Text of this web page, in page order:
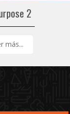
2
más...